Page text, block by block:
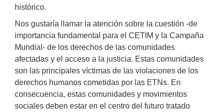
histórico.
Nos gustaría llamar la atención sobre la cuestión -de
importancia fundamental para el CETIM y la Campaña
Mundial- de los derechos de las comunidades
afectadas y el acceso a la justicia. Estas comunidades
son las principales víctimas de las violaciones de los
derechos humanos cometidas por las ETNs. En
consecuencia, estas comunidades y movimientos
sociales deben estar en el centro del futuro tratado